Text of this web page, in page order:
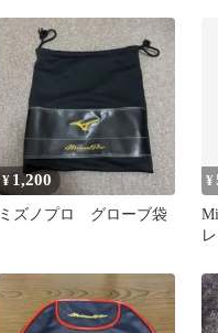
¥ 1,200
ミズノプロ グローブ袋
¥